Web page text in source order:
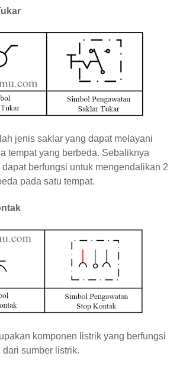
jenis saklar yang dapat melayani
tempat yang berbeda. Sebaliknya
berfungsi untuk mengendalikan 2
pada satu tempat.
komponen listrik yang berfungsi
sumber listrik.